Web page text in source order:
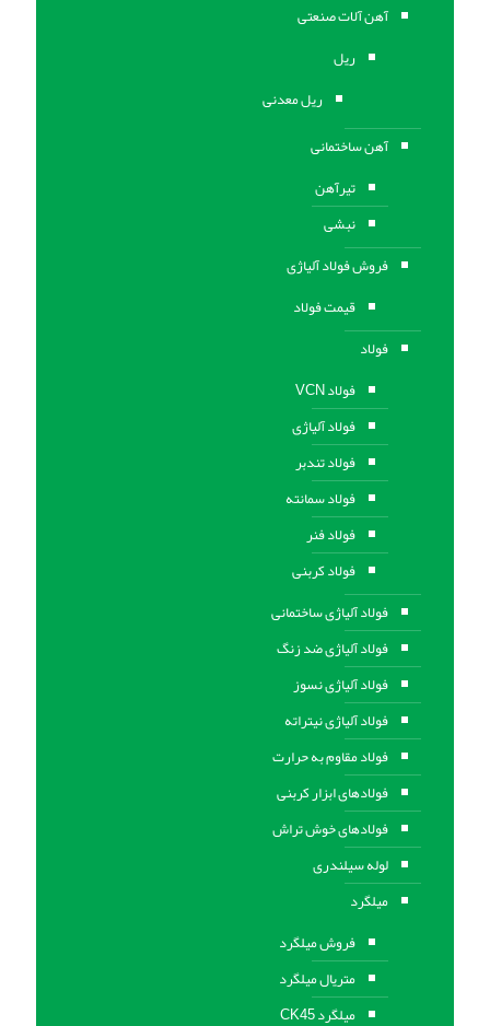
آهن آلات صنعتی
ریل
ریل معدنی
آهن ساختمانی
تیرآهن
نبشی
فروش فولاد آلیاژی
قیمت فولاد
فولاد
فولاد VCN
فولاد آلیاژی
فولاد تندبر
فولاد سمانته
فولاد فنر
فولاد کربنی
فولاد آلیاژی ساختمانی
فولاد آلیاژی ضد زنگ
فولاد آلیاژی نسوز
فولاد آلیاژی نیتراته
فولاد مقاوم به حرارت
فولادهای ابزار کربنی
فولادهای خوش تراش
لوله سیلندری
میلگرد
فروش میلگرد
متریال میلگرد
میلگرد CK45